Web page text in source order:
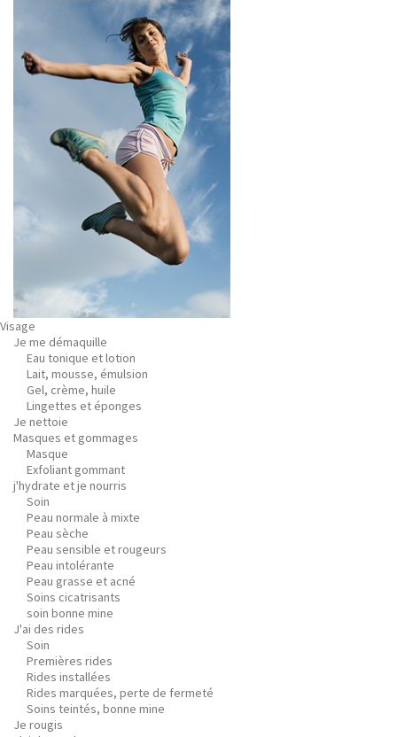
Visage
Je me démaquille
Eau tonique et lotion
Lait, mousse, émulsion
Gel, crème, huile
Lingettes et éponges
Je nettoie
Masques et gommages
Masque
Exfoliant gommant
j'hydrate et je nourris
Soin
Peau normale à mixte
Peau sèche
Peau sensible et rougeurs
Peau intolérante
Peau grasse et acné
Soins cicatrisants
soin bonne mine
J'ai des rides
Soin
Premières rides
Rides installées
Rides marquées, perte de fermeté
Soins teintés, bonne mine
Je rougis